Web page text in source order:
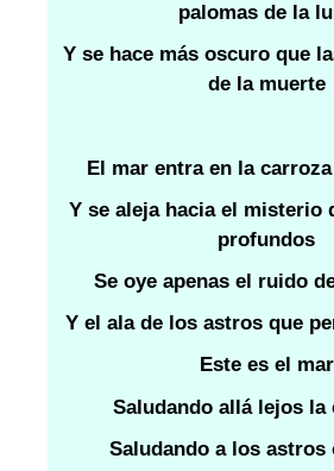
palomas de la
Y se hace más oscuro que
de la muerte
El mar entra en la
Y se aleja hacia el misterio
profundos
Se oye apenas el ruido
Y el ala de los astros que
Este es el mar
Saludando allá lejos la
Saludando a los astros